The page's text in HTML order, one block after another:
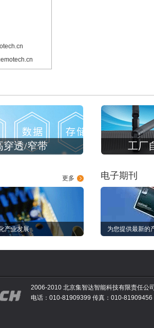
穿透/窄带 工厂
更多
产业发展
电子期刊
为您提供最新的
2006-2010 北京集智达智能科技有限责任公
电话：010-81909399 传真：010-